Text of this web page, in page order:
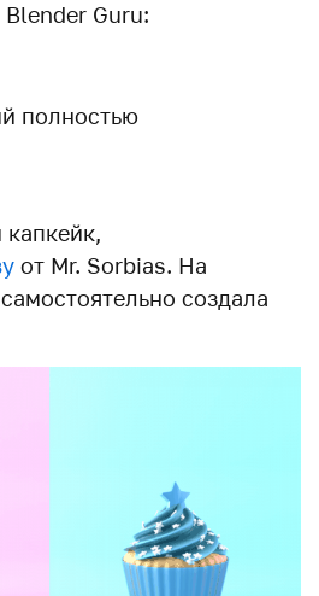
Guru:
полностью
от Mr. Sorbias. На
создала